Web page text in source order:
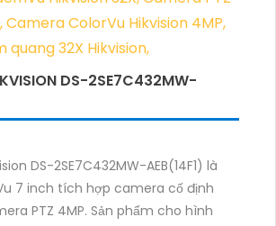
DS-2SE7C432MW-
DS-2SE7C432MW-AEB(14F1) là
7 inch tích hợp camera cố định
PTZ 4MP. Sản phẩm cho hình